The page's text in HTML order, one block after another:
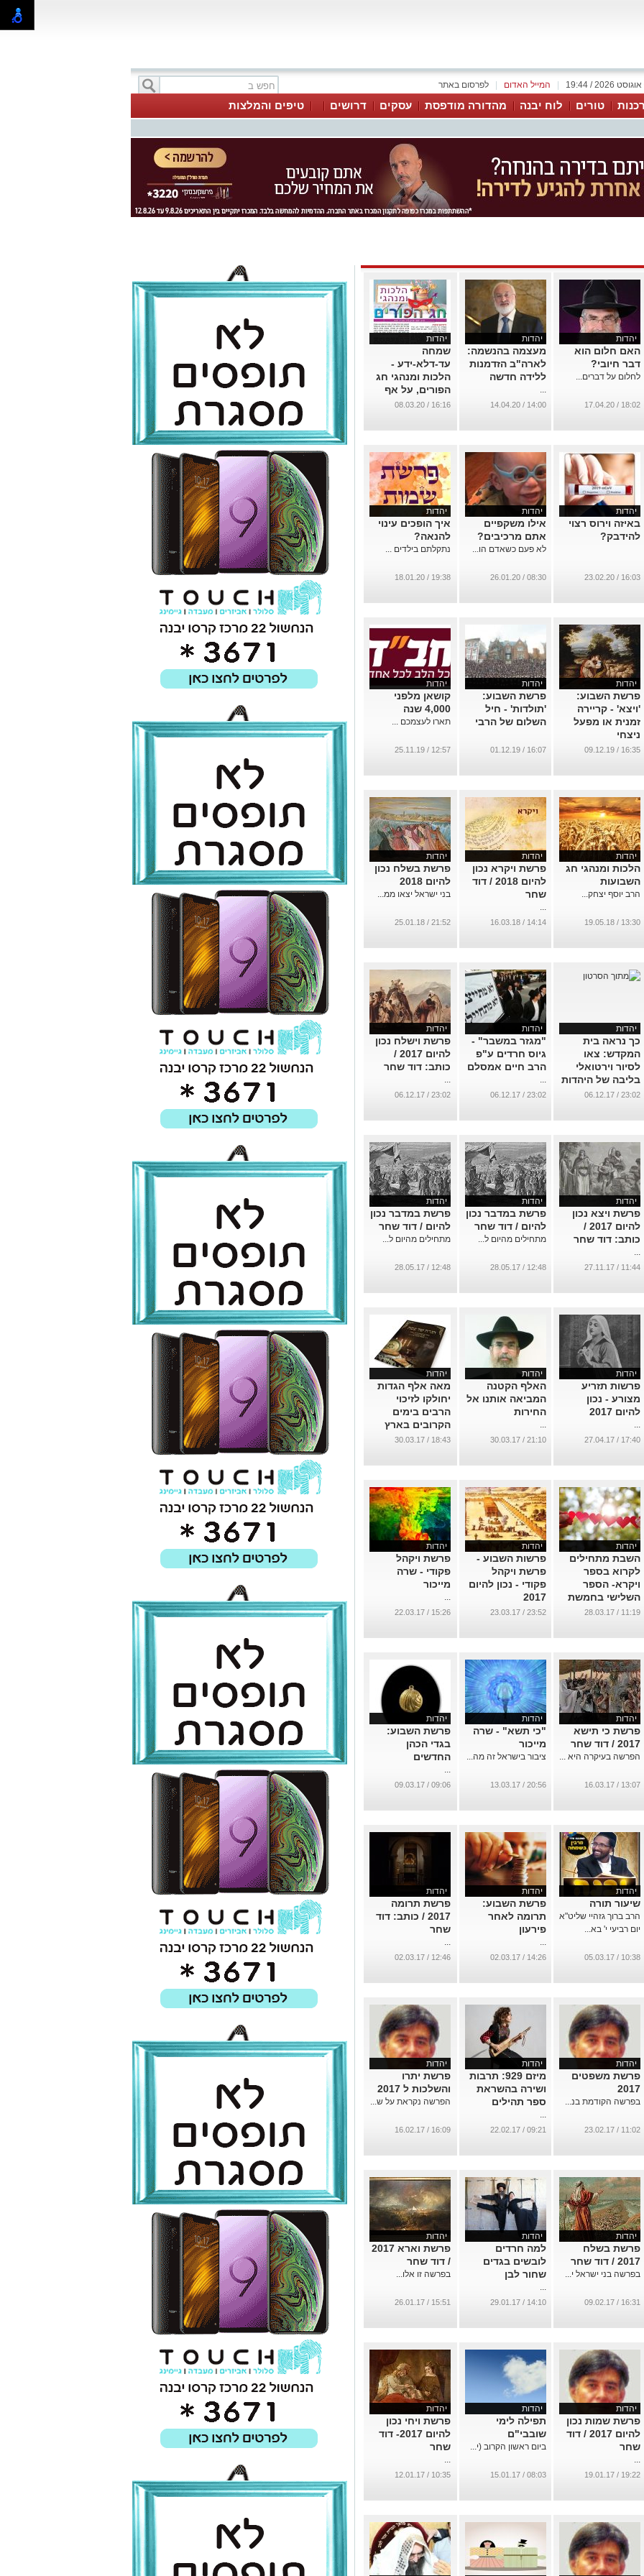
לפרסום באתר המייל האדום
טורים לוח יבנה מהדורה מודפסת עסקים דרושים טיפים והמלצות
יהדות
האם חלום הוא
דבר חיובי?
לחלום על דברים...
18:02 / 17.04.20
יהדות
מעצמה בהנשמה:
לארה"ב הזדמנות
ללידה חדשה
...
14:00 / 14.04.20
יהדות
שמחה
עד-דלא-ידע -
הלכות ומנהגי חג
הפורים, על אף
ועל אפה של
...
16:16 / 08.03.20
יהדות
באיזה וירוס רצוי
להידבק?
16:03 / 23.02.20
יהדות
אילו משקפיים
אתם מרכיבים?
לא פעם כשאדם הו...
08:30 / 26.01.20
יהדות
איך הופכים עינוי
להנאה?
נתקלתם בילדים ...
19:38 / 18.01.20
יהדות
פרשת השבוע:
'ויצא' - קריירה
זמנית או מפעל
ניצחי
...
16:35 / 09.12.19
יהדות
פרשת השבוע:
'תולדות' - חיל
השלום של הרבי
16:07 / 01.12.19
יהדות
קושאן מלפני
4,000 שנה
תארו לעצמכם ...
12:57 / 25.11.19
יהדות
הלכות ומנהגי חג
השבועות
הרב יוסף יצחק...
13:30 / 19.05.18
יהדות
פרשת ויקרא נכון
להיום 2018 / דוד
שחר
...
14:14 / 16.03.18
יהדות
פרשת בשלח נכון
להיום 2018
בני ישראל יצאו ממ...
21:52 / 25.01.18
יהדות
כך נראה בית
המקדש: צאו
לסיור וירטואלי
בליבה של היהדות
...
23:02 / 06.12.17
יהדות
"מגזר במשבר" -
גיוס חרדים ע"פ
הרב חיים אמסלם
...
23:02 / 06.12.17
יהדות
פרשת וישלח נכון
להיום 2017 /
כותב: דוד שחר
...
23:02 / 06.12.17
יהדות
פרשת ויצא נכון
להיום 2017 /
כותב: דוד שחר
...
11:44 / 27.11.17
יהדות
פרשת במדבר נכון
להיום / דוד שחר
מתחילים מהיום ל...
12:48 / 28.05.17
יהדות
פרשת במדבר נכון
להיום / דוד שחר
מתחילים מהיום ל...
12:48 / 28.05.17
יהדות
פרשות תזריע
מצורע - נכון
להיום 2017
...
17:40 / 27.04.17
יהדות
האלף הקטנה
המביאה אותנו אל
החירות
...
21:10 / 30.03.17
יהדות
מאה אלף הגדות
יחולקו לזיכוי
הרבים בימים
הקרובים בארץ
ובעולם
18:43 / 30.03.17
יהדות
השבת מתחילים
לקרוא בספר
ויקרא- הספר
השלישי בחמשת
חומשי תורה/ שרה
...
11:19 / 28.03.17
יהדות
פרשות השבוע -
פרשת ויקהל
פקודי - נכון להיום
2017
...
23:52 / 23.03.17
יהדות
פרשת ויקהל
פקודי - שרה
מייכור
...
15:26 / 22.03.17
יהדות
פרשת כי תישא
2017 / דוד שחר
הפרשה בעיקרה היא ...
13:07 / 16.03.17
יהדות
"כי תשא" - שרה
מייכור
ציבור בישראל זה מה...
20:56 / 13.03.17
יהדות
פרשת השבוע:
בגדי הכהן
החדשים
...
09:06 / 09.03.17
יהדות
שיעור תורה
הרב ברוך גזהיי שליט"א
יום רביעי י' בא...
10:38 / 05.03.17
יהדות
פרשת השבוע:
תרומה לאחר
פירעון
...
14:26 / 02.03.17
יהדות
פרשת תרומה
2017 / כותב: דוד
שחר
...
12:46 / 02.03.17
יהדות
פרשת משפטים
2017
בפרשה הקודמת בנ...
11:02 / 23.02.17
יהדות
מיזם 929: תרבות
ושירה בהשראת
ספר תהילים
...
09:21 / 22.02.17
יהדות
פרשת יתרו
והשלכות ל 2017
הפרשה נקראת על ש...
16:09 / 16.02.17
יהדות
פרשת בשלח
2017 / דוד שחר
בפרשה בני ישראל י...
16:31 / 09.02.17
יהדות
למה חרדים
לובשים בגדים
שחור לבן
...
14:10 / 29.01.17
יהדות
פרשת וארא 2017
/ דוד שחר
בפרשה זו אלו...
15:51 / 26.01.17
יהדות
פרשת שמות נכון
להיום 2017 / דוד
שחר
...
19:22 / 19.01.17
יהדות
תפילה לימי
שובבי"ם
ביום ראשון הקרוב (י...
08:03 / 15.01.17
יהדות
פרשת ויחי נכון
להיום 2017- דוד
שחר
...
10:35 / 12.01.17